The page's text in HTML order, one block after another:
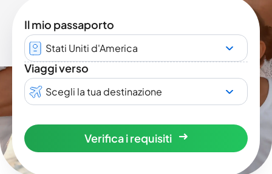
Il mio passaporto
Stati Uniti d'America
Viaggi verso
Scegli la tua destinazione
Verifica i requisiti